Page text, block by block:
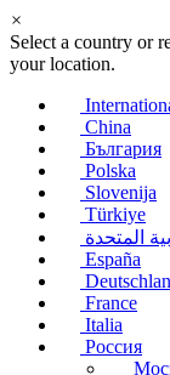
×
Select a country or
your location.
China
България
Polska
Slovenija
Türkiye
المتحدة
España
France
Italia
Россия